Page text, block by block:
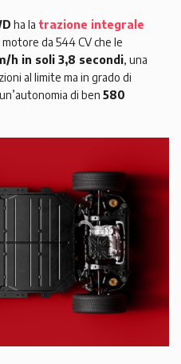
ha la trazione integrale
da 544 CV che le
h in soli 3,8 secondi, una
al limite ma in grado di
di ben 580